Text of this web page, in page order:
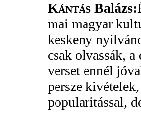
Kántás Balázs:
mai magyar
keskeny
csak olvassák, a
verset ennél
persze
popularitással,